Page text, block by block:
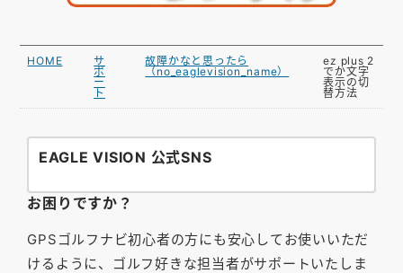
HOME
サ
ポ
ー
ト
故障かなと思ったら
（no_eaglevision_name）
ez plus 2
でか文字
表示の切
替方法
EAGLE VISION 公式SNS
お困りですか？
GPSゴルフナビ初心者の方にも安心してお使いいただ
けるように、ゴルフ好きな担当者がサポートいたしま